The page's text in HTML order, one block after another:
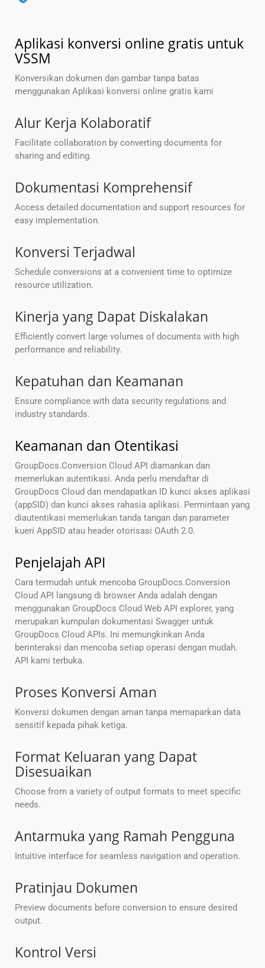
Aplikasi konversi online gratis untuk
VSSM
Konversikan dokumen dan gambar tanpa batas
menggunakan Aplikasi konversi online gratis kami
Alur Kerja Kolaboratif
Facilitate collaboration by converting documents for
sharing and editing.
Dokumentasi Komprehensif
Access detailed documentation and support resources for
easy implementation.
Konversi Terjadwal
Schedule conversions at a convenient time to optimize
resource utilization.
Kinerja yang Dapat Diskalakan
Efficiently convert large volumes of documents with high
performance and reliability.
Kepatuhan dan Keamanan
Ensure compliance with data security regulations and
industry standards.
Keamanan dan Otentikasi
GroupDocs.Conversion Cloud API diamankan dan
memerlukan autentikasi. Anda perlu mendaftar di
GroupDocs Cloud dan mendapatkan ID kunci akses aplikasi
(appSID) dan kunci akses rahasia aplikasi. Permintaan yang
diautentikasi memerlukan tanda tangan dan parameter
kueri AppSID atau header otorisasi OAuth 2.0.
Penjelajah API
Cara termudah untuk mencoba GroupDocs.Conversion
Cloud API langsung di browser Anda adalah dengan
menggunakan GroupDocs Cloud Web API explorer, yang
merupakan kumpulan dokumentasi Swagger untuk
GroupDocs Cloud APIs. Ini memungkinkan Anda
berinteraksi dan mencoba setiap operasi dengan mudah.
API kami terbuka.
Proses Konversi Aman
Konversi dokumen dengan aman tanpa memaparkan data
sensitif kepada pihak ketiga.
Format Keluaran yang Dapat
Disesuaikan
Choose from a variety of output formats to meet specific
needs.
Antarmuka yang Ramah Pengguna
Intuitive interface for seamless navigation and operation.
Pratinjau Dokumen
Preview documents before conversion to ensure desired
output.
Kontrol Versi